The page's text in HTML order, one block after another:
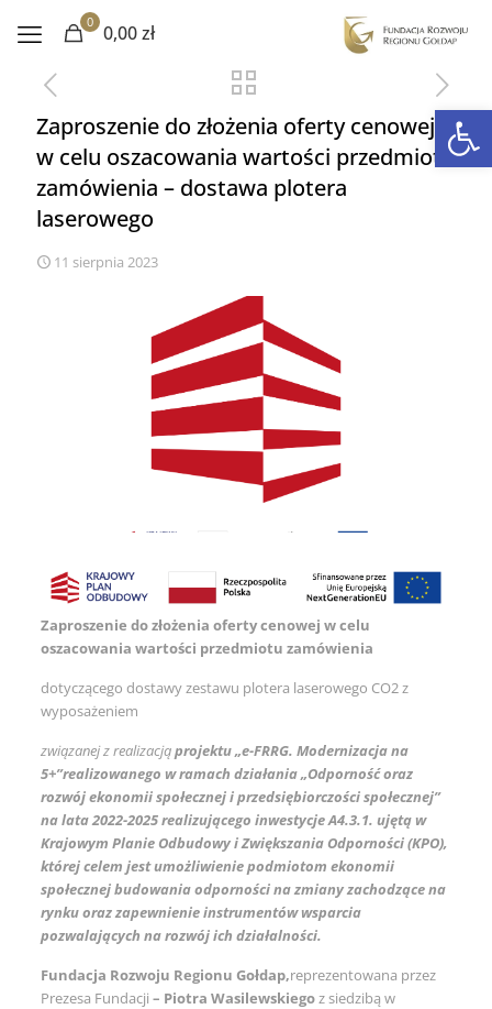
0 0,00 zł
Zaproszenie do złożenia oferty cenowej
w celu oszacowania wartości przedmiotu
zamówienia – dostawa plotera
laserowego
11 sierpnia 2023
Zaproszenie do złożenia oferty cenowej w celu
oszacowania wartości przedmiotu zamówienia
dotyczącego dostawy zestawu plotera laserowego CO2 z
wyposażeniem
związanej z realizacjąprojektu „e-FRRG. Modernizacja na
5+”realizowanego w ramach działania „Odporność oraz
rozwój ekonomii społecznej i przedsiębiorczości społecznej”
na lata 2022-2025 realizującego inwestycje A4.3.1. ujętą w
Krajowym Planie Odbudowy i Zwiększania Odporności (KPO),
której celem jest umożliwienie podmiotom ekonomii
społecznej budowania odporności na zmiany zachodzące na
rynku oraz zapewnienie instrumentów wsparcia
pozwalających na rozwój ich działalności.
Fundacja Rozwoju Regionu Gołdap,reprezentowana przez
Prezesa Fundacji – Piotra Wasilewskiegoz siedzibą w